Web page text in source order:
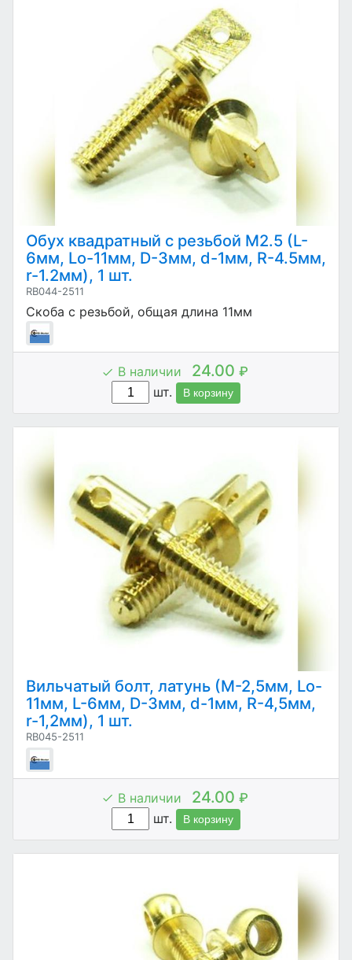
Обух квадратный с резьбой М2.5 (L-
6мм, Lo-11мм, D-3мм, d-1мм, R-4.5мм,
r-1.2мм), 1 шт.
RB044-2511
Скоба с резьбой, общая длина 11мм
В наличии 24.00 ₽
шт.
В корзину
Вильчатый болт, латунь (М-2,5мм, Lo-
11мм, L-6мм, D-3мм, d-1мм, R-4,5мм,
r-1,2мм), 1 шт.
RB045-2511
В наличии 24.00 ₽
шт.
В корзину